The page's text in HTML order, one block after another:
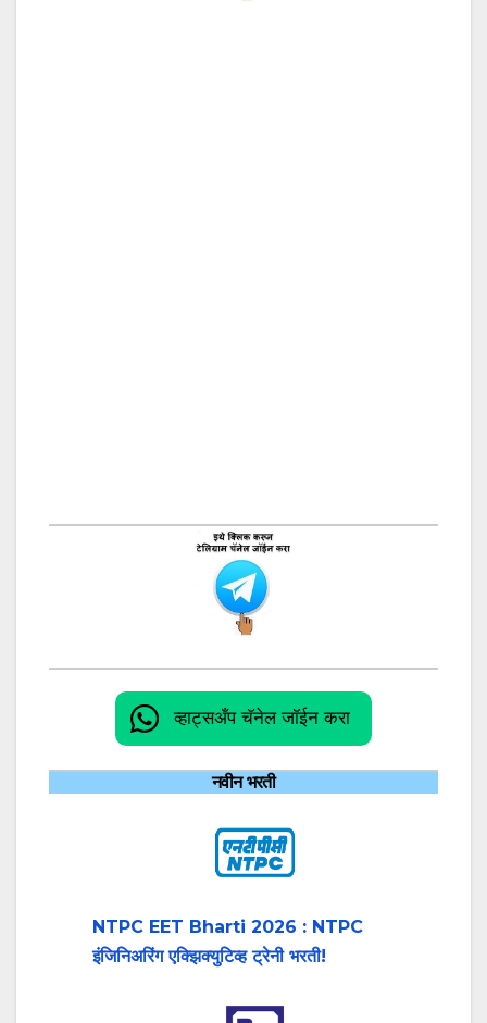
व्हाट्सअँप चॅनेल जॉईन करा
नवीन भरती
NTPC EET Bharti 2026 : NTPC
इंजिनिअरिंग एक्झिक्युटिव्ह ट्रेनी भरती!